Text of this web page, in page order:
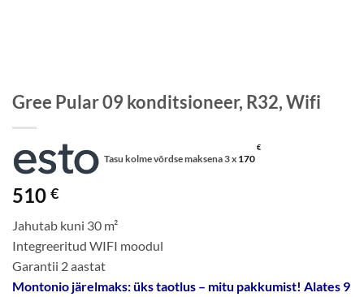
Gree Pular 09 konditsioneer, R32, Wifi
Tasu kolme võrdse maksena 3 x 170
€
510 €
Jahutab kuni 30 m²
Integreeritud WIFI moodul
Garantii 2 aastat
Montonio järelmaks: üks taotlus – mitu pakkumist! Alates 9